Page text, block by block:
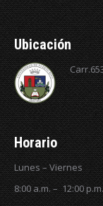
Ubicación
Horario
Lunes – Viernes
8:00 a.m. – 12:00